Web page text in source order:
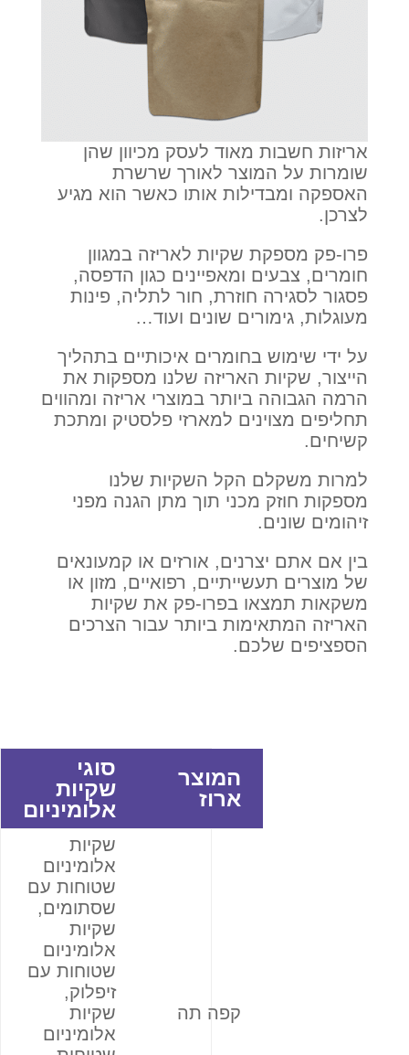
אריזות חשבות מאוד לעסק מכיוון שהן
שומרות על המוצר לאורך שרשרת
האספקה ומבדילות אותו כאשר הוא מגיע
לצרכן.
פרו-פק מספקת שקיות לאריזה במגוון
חומרים, צבעים ומאפיינים כגון הדפסה,
פסגור לסגירה חוזרת, חור לתליה, פינות
מעוגלות, גימורים שונים ועוד…
על ידי שימוש בחומרים איכותיים בתהליך
הייצור, שקיות האריזה שלנו מספקות את
הרמה הגבוהה ביותר במוצרי אריזה ומהווים
תחליפים מצוינים למארזי פלסטיק ומתכת
קשיחים.
למרות משקלם הקל השקיות שלנו
מספקות חוזק מכני תוך מתן הגנה מפני
זיהומים שונים.
בין אם אתם יצרנים, אורזים או קמעונאים
של מוצרים תעשייתיים, רפואיים, מזון או
משקאות תמצאו בפרו-פק את שקיות
האריזה המתאימות ביותר עבור הצרכים
הספציפים שלכם.
סוגי
שקיות
אלומיניום
המוצר
ארוז
שקיות
אלומיניום
שטוחות עם
שסתומים,
שקיות
אלומיניום
שטוחות עם
זיפלוק,
שקיות
אלומיניום
קפה תה